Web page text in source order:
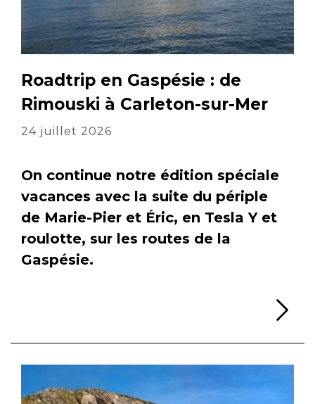
Roadtrip en Gaspésie : de
Rimouski à Carleton-sur-Mer
24 juillet 2026
On continue notre édition spéciale
vacances avec la suite du périple
de Marie-Pier et Éric, en Tesla Y et
roulotte, sur les routes de la
Gaspésie.